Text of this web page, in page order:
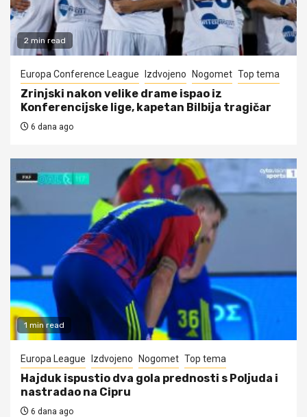
2 min read
Europa Conference League Izdvojeno Nogomet Top tema
Zrinjski nakon velike drame ispao iz
Konferencijske lige, kapetan Bilbija tragičar
6 dana ago
1 min read
Europa League Izdvojeno Nogomet Top tema
Hajduk ispustio dva gola prednosti s Poljuda i
nastradao na Cipru
6 dana ago